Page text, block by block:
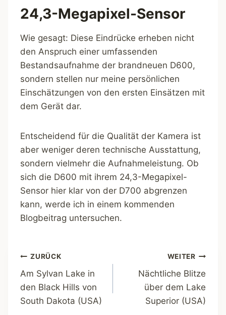
24,3-Megapixel-Sensor
Wie gesagt: Diese Eindrücke erheben nicht
den Anspruch einer umfassenden
Bestandsaufnahme der brandneuen D600,
sondern stellen nur meine persönlichen
Einschätzungen von den ersten Einsätzen mit
dem Gerät dar.
Entscheidend für die Qualität der Kamera ist
aber weniger deren technische Ausstattung,
sondern vielmehr die Aufnahmeleistung. Ob
sich die D600 mit ihrem 24,3-Megapixel-
Sensor hier klar von der D700 abgrenzen
kann, werde ich in einem kommenden
Blogbeitrag untersuchen.
Beitragsnavigation
ZURÜCK
Am Sylvan Lake in
den Black Hills von
South Dakota (USA)
WEITER
Nächtliche Blitze
über dem Lake
Superior (USA)